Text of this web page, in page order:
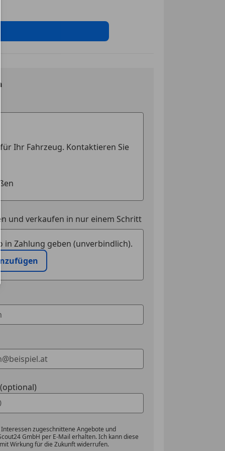
und verkaufen in nur einem Schritt
in Zahlung geben (unverbindlich).
zugeschnittene Angebote und
GmbH per E-Mail erhalten. Ich kann diese
Wirkung für die Zukunft widerrufen.